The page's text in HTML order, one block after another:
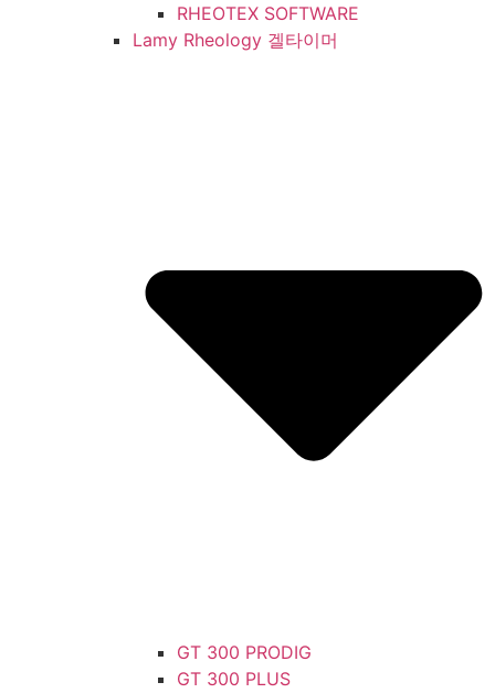
RHEOTEX SOFTWARE
Lamy Rheology 겔타이머
GT 300 PRODIG
GT 300 PLUS